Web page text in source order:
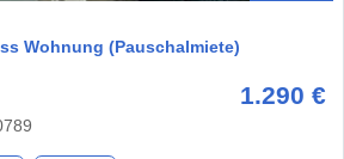
Wohnung (Pauschalmiete)
1.290 €